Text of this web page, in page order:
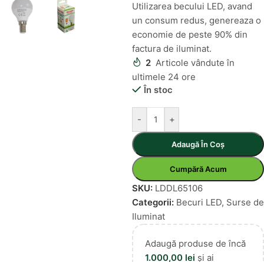
Utilizarea becului LED, avand
un consum redus, genereaza o
economie de peste 90% din
factura de iluminat.
2 Articole vândute în
ultimele 24 ore
În stoc
- +
Adaugă În Coș
Cumpără Acum
SKU: LDDL65106
Categorii: Becuri LED, Surse de
Iluminat
Adaugă produse de încă
1.000,00 lei și ai